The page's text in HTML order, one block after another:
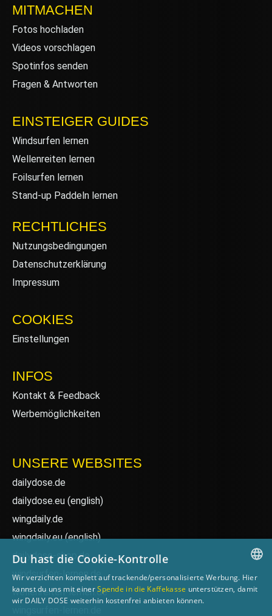
MITMACHEN
Fotos hochladen
Videos vorschlagen
Spotinfos senden
Fragen & Antworten
EINSTEIGER GUIDES
Windsurfen lernen
Wellenreiten lernen
Foilsurfen lernen
Stand-up Paddeln lernen
RECHTLICHES
Nutzungsbedingungen
Datenschutzerklärung
Impressum
COOKIES
Einstellungen
INFOS
Kontakt & Feedback
Werbemöglichkeiten
UNSERE WEBSITES
dailydose.de
dailydose.eu (english)
wingdaily.de
wingdaily.eu(english)
dailydose-shop.de
windsurfen-lernen.de
wellenreiten-lernen.de
GERMAN
Du hast die Cookie-Kontrolle
Wir verzichten komplett auf trackende/personalisierte Werbung. Hier
kannst du uns mit einerSpende in die Kaffekasse unterstützen, damit
wir DAILY DOSE weiterhin kostenfrei anbieten können.